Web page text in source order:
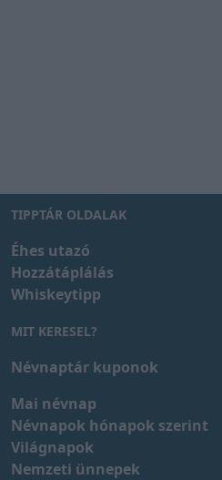
TIPPTÁR OLDALAK
Éhes utazó
Hozzátáplálás
Whiskeytipp
MIT KERESEL?
Névnaptár kuponok
Mai névnap
Névnapok hónapok szerint
Világnapok
Nemzeti ünnepek